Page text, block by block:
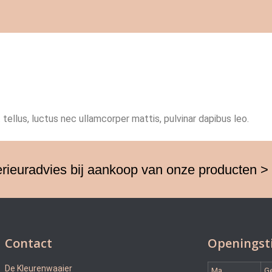
luctus nec ullamcorper mattis, pulvinar dapibus leo.
bij aankoop van onze producten >
Contact
De Kleurenwaaier